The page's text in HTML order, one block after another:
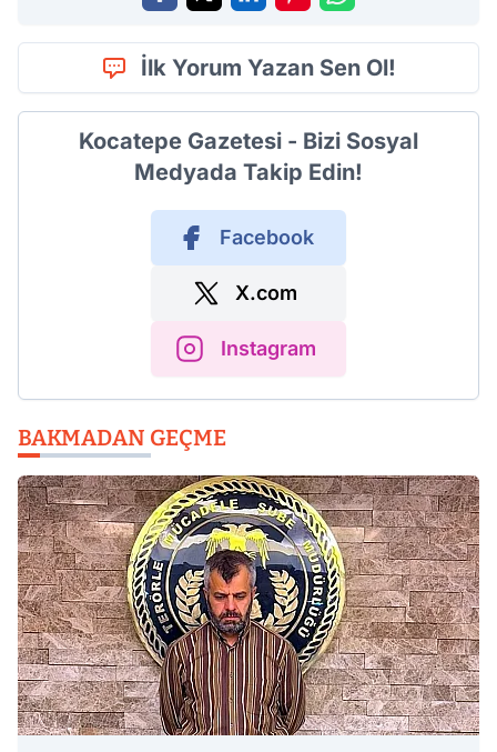
İlk Yorum Yazan Sen Ol!
Kocatepe Gazetesi - Bizi Sosyal
Medyada Takip Edin!
Facebook
X.com
Instagram
BAKMADAN GEÇME